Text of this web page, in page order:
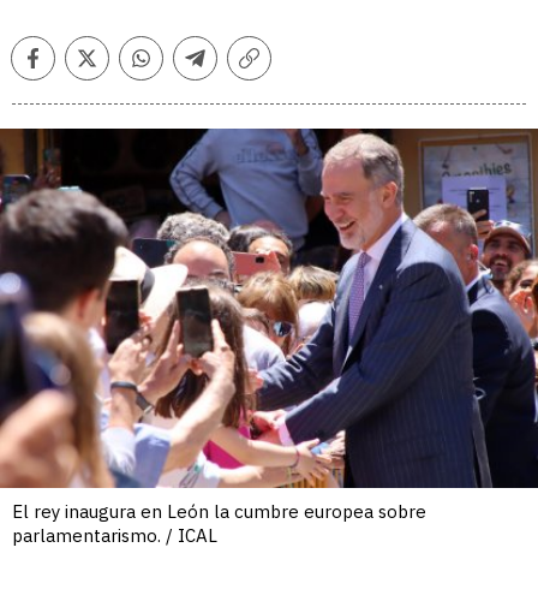
FacebookTwitterWhatsappTelegramCopiar
El rey inaugura en León la cumbre europea sobre
parlamentarismo. / ICAL